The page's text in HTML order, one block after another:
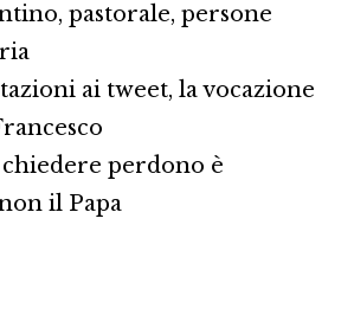
, pastorale, persone
ai tweet, la vocazione
perdono è
il Papa